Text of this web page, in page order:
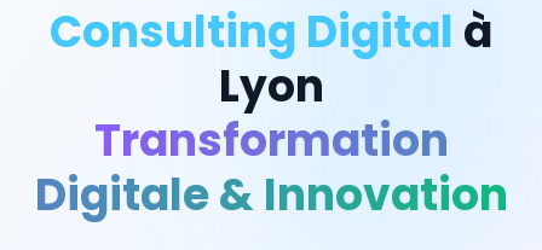
Consulting Digital à
Lyon
Transformation
Digitale & Innovation